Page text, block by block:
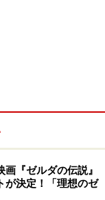
画『ゼルダの伝説』
が決定！「理想のゼ